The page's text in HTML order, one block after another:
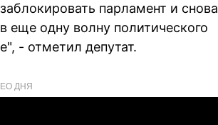
парламент и снова
одну волну политического
- отметил депутат.
ДНЯ